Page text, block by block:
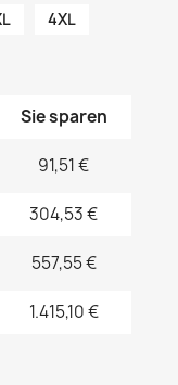
4XL
Sie sparen
91,51 €
304,53 €
557,55 €
1.415,10 €